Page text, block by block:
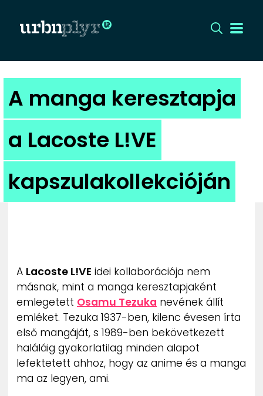
CÍMLAP
DIZÁJN
DIVAT
HIP
ZENE
MÉDIAAJÁNLAT
IMPRESSZUM
PR-ARCHÍVUM
ADATKEZELÉSI TÁJÉKOZTATÓ
A manga keresztapja
a Lacoste L!VE
kapszulakollekcióján
A Lacoste L!VE idei kollaborációja nem
másnak, mint a manga keresztapjaként
emlegetett Osamu Tezuka nevének állít
emléket. Tezuka 1937-ben, kilenc évesen írta
első mangáját, s 1989-ben bekövetkezett
haláláig gyakorlatilag minden alapot
lefektetett ahhoz, hogy az anime és a manga
ma az legyen, ami.